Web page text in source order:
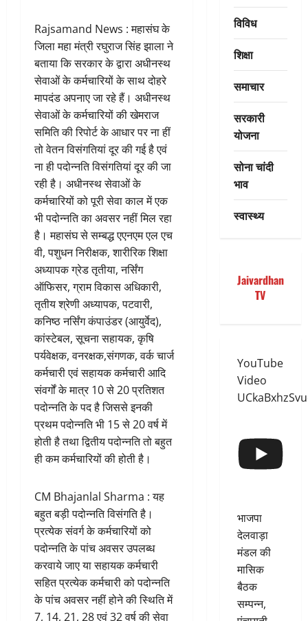
Rajsamand News : महासंघ के
जिला महा मंत्री रघुराज सिंह झाला ने
बताया कि सरकार के द्वारा अधीनस्थ
सेवाओं के कर्मचारियों के साथ दोहरे
मापदंड अपनाए जा रहे हैं। अधीनस्थ
सेवाओं के कर्मचारियों की खेमराज
समिति की रिपोर्ट के आधार पर ना हीं
तो वेतन विसंगतियां दूर की गई है एवं
ना ही पदोन्नति विसंगतियां दूर की जा
रही है। अधीनस्थ सेवाओं के
कर्मचारियों को पूरी सेवा काल में एक
भी पदोन्नति का अवसर नहीं मिल रहा
है। महासंघ से सम्बद्ध एएनएम एल एच
वी, पशुधन निरीक्षक, शारीरिक शिक्षा
अध्यापक ग्रेड तृतीया, नर्सिंग
ऑफिसर, ग्राम विकास अधिकारी,
तृतीय श्रेणी अध्यापक, पटवारी,
कनिष्ठ नर्सिंग कंपाउंडर (आयुर्वेद),
कांस्टेबल, सूचना सहायक, कृषि
पर्यवेक्षक, वनरक्षक,संगणक, वर्क चार्ज
कर्मचारी एवं सहायक कर्मचारी आदि
संवर्गों के मात्र 10 से 20 प्रतिशत
पदोन्नति के पद है जिससे इनकी
प्रथम पदोन्नति भी 15 से 20 वर्ष में
होती है तथा द्वितीय पदोन्नति तो बहुत
ही कम कर्मचारियों की होती है।
CM Bhajanlal Sharma : यह
बहुत बड़ी पदोन्नति विसंगति है।
प्रत्येक संवर्ग के कर्मचारियों को
पदोन्नति के पांच अवसर उपलब्ध
करवाये जाए या सहायक कर्मचारी
सहित प्रत्येक कर्मचारी को पदोन्नति
के पांच अवसर नहीं होने की स्थिति में
7, 14, 21, 28 एवं 32 वर्ष की सेवा
विविध
शिक्षा
समाचार
सरकारी
योजना
सोना चांदी
भाव
स्वास्थ्य
Jaivardhan
TV
YouTube
Video
भाजपा
देलवाड़ा
मंडल की
मासिक
बैठक
सम्पन्न,